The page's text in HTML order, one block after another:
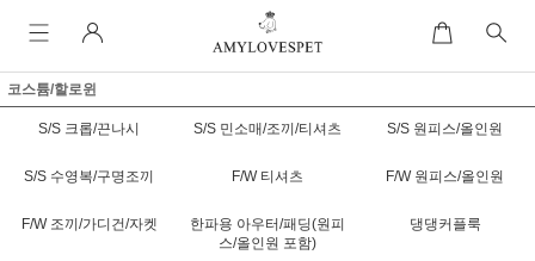
코스튬/할로윈
S/S 크롭/끈나시 S/S 민소매/조끼/티셔츠 S/S 원피스/올인원
S/S 수영복/구명조끼 F/W 티셔츠 F/W 원피스/올인원
F/W 조끼/가디건/자켓
한파용 아우터/패딩(원피
스/올인원 포함)
댕댕커플룩